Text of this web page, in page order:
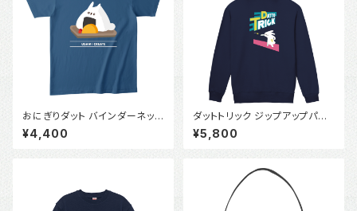
おにぎりダット バインダーネック
Tシャツ
¥4,400
ダットトリック ジップアップパー
カー
¥5,800